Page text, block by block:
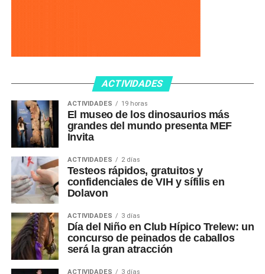
ACTIVIDADES
ACTIVIDADES 19 horas
El museo de los dinosaurios más
grandes del mundo presenta MEF
Invita
ACTIVIDADES 2 días
Testeos rápidos, gratuitos y
confidenciales de VIH y sífilis en
Dolavon
ACTIVIDADES 3 días
Día del Niño en Club Hípico Trelew: un
concurso de peinados de caballos
será la gran atracción
ACTIVIDADES 3 días